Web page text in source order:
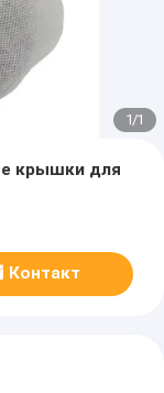
1/1
крышки для
Контакт